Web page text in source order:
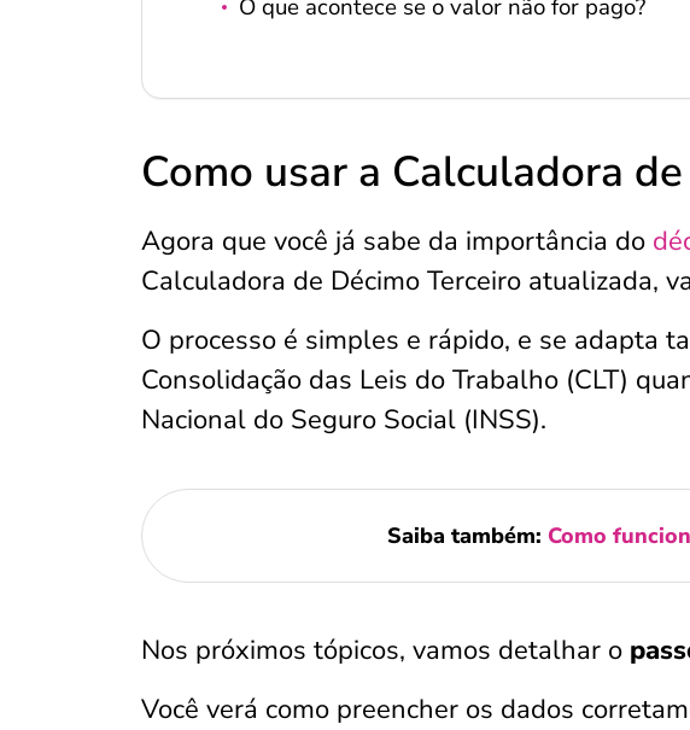
O que acontece se o valor não for pago?
Como usar a Calculadora
Agora que você já sabe da importância do
Calculadora de Décimo Terceiro atualizada,
O processo é simples e rápido, e se adapta
Consolidação das Leis do Trabalho (CLT)
Nacional do Seguro Social (INSS).
Saiba também: Como
Nos próximos tópicos, vamos detalhar o
Você verá como preencher os dados